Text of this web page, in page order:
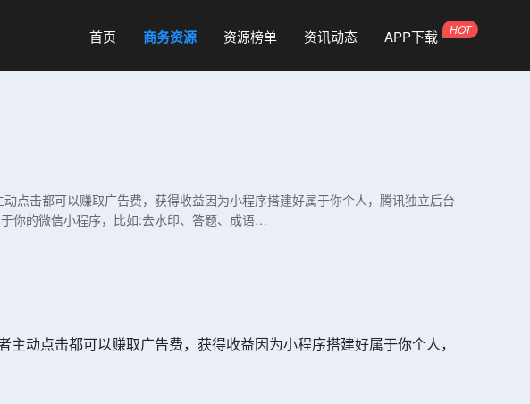
首页 商务资源 资源榜单 资讯动态 APP下载
点击都可以赚取广告费，获得收益因为小程序搭建好属于你个人，腾讯独立后台
你的微信小程序，比如:去水印、答题、成语…
动点击都可以赚取广告费，获得收益因为小程序搭建好属于你个人，